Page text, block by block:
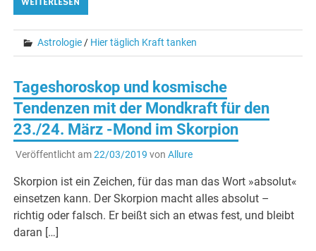
Astrologie / Hier täglich Kraft tanken
Tageshoroskop und kosmische
Tendenzen mit der Mondkraft für den
23./24. März -Mond im Skorpion
Veröffentlicht am22/03/2019 von Allure
Skorpion ist ein Zeichen, für das man das Wort »absolut«
einsetzen kann. Der Skorpion macht alles absolut –
richtig oder falsch. Er beißt sich an etwas fest, und bleibt
daran […]